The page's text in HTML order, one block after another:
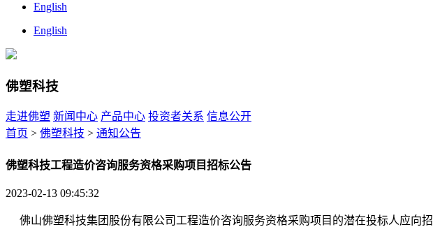
English
English
佛塑科技
走进佛塑 新闻中心 产品中心 投资者关系 信息公开
首页 > 佛塑科技 > 通知公告
佛塑科技工程造价咨询服务资格采购项目招标公告
2023-02-13 09:45:32
佛山佛塑科技集团股份有限公司工程造价咨询服务资格采购项目的潜在投标人应向